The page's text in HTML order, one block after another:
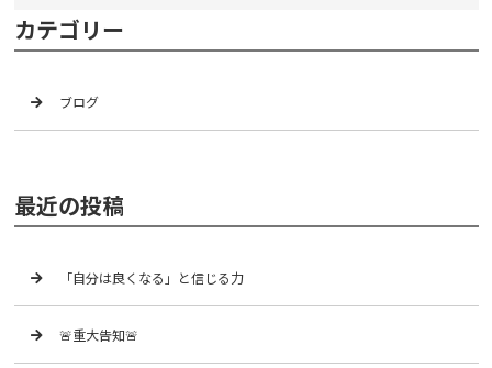
カテゴリー
ブログ
最近の投稿
「自分は良くなる」と信じる力
🚨重大告知🚨